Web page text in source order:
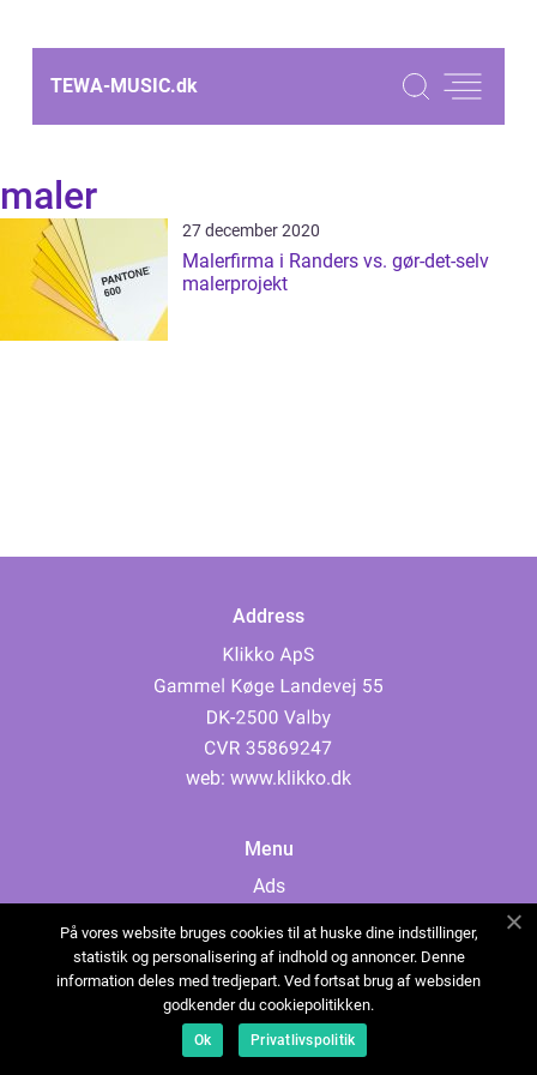
TEWA-MUSIC.dk
maler
27 december 2020
Malerfirma i Randers vs. gør-det-selv
malerprojekt
Address
web: www.klikko.dk
Menu
Ads
Cookies
Contact
Sitemap
På vores website bruges cookies til at huske dine indstillinger,
statistik og personalisering af indhold og annoncer. Denne
information deles med tredjepart. Ved fortsat brug af websiden
godkender du cookiepolitikken.
Ok Privatlivspolitik